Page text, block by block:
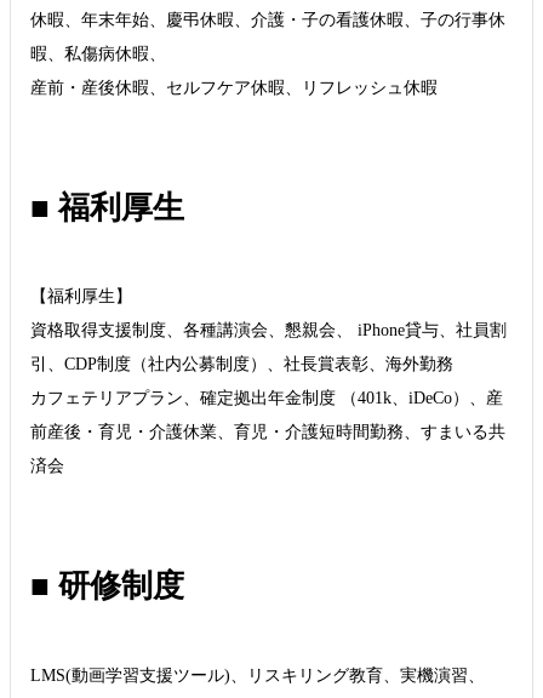
休暇、年末年始、慶弔休暇、介護・子の看護休暇、子の行事休
暇、私傷病休暇、
産前・産後休暇、セルフケア休暇、リフレッシュ休暇
■ 福利厚生
【福利厚生】
資格取得支援制度、各種講演会、懇親会、 iPhone貸与、社員割
引、CDP制度（社内公募制度）、社長賞表彰、海外勤務
カフェテリアプラン、確定拠出年金制度 （401k、iDeCo）、産
前産後・育児・介護休業、育児・介護短時間勤務、すまいる共
済会
■ 研修制度
LMS(動画学習支援ツール)、リスキリング教育、実機演習、